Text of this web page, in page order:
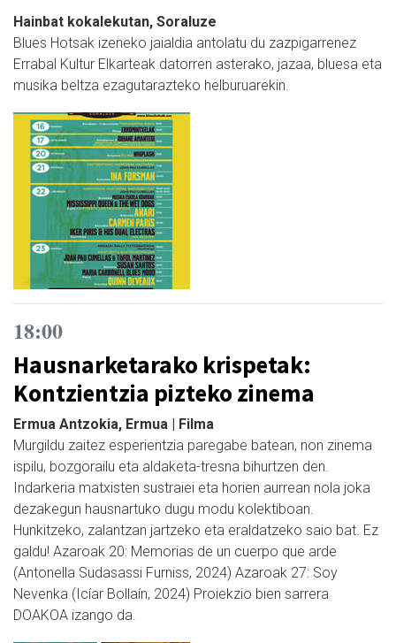
Hainbat kokalekutan, Soraluze
Blues Hotsak izeneko jaialdia antolatu du zazpigarrenez
Errabal Kultur Elkarteak datorren asterako, jazaa, bluesa eta
musika beltza ezagutarazteko helburuarekin.
18:00
Hausnarketarako krispetak:
Kontzientzia pizteko zinema
Ermua Antzokia, Ermua | Filma
Murgildu zaitez esperientzia paregabe batean, non zinema
ispilu, bozgorailu eta aldaketa-tresna bihurtzen den.
Indarkeria matxisten sustraiei eta horien aurrean nola joka
dezakegun hausnartuko dugu modu kolektiboan.
Hunkitzeko, zalantzan jartzeko eta eraldatzeko saio bat. Ez
galdu! Azaroak 20: Memorias de un cuerpo que arde
(Antonella Sudasassi Furniss, 2024) Azaroak 27: Soy
Nevenka (Icíar Bollaín, 2024) Proiekzio bien sarrera
DOAKOA izango da.